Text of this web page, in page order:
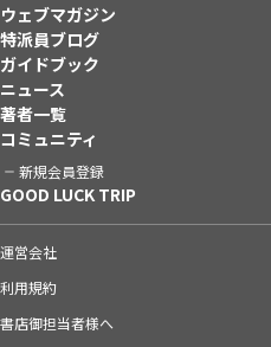
ウェブマガジン
特派員ブログ
ガイドブック
ニュース
著者一覧
コミュニティ
新規会員登録
GOOD LUCK TRIP
運営会社
利用規約
書店御担当者様へ